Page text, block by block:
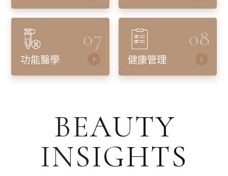
07
功能醫學
08
健康管理
BEAUTY
INSIGHTS